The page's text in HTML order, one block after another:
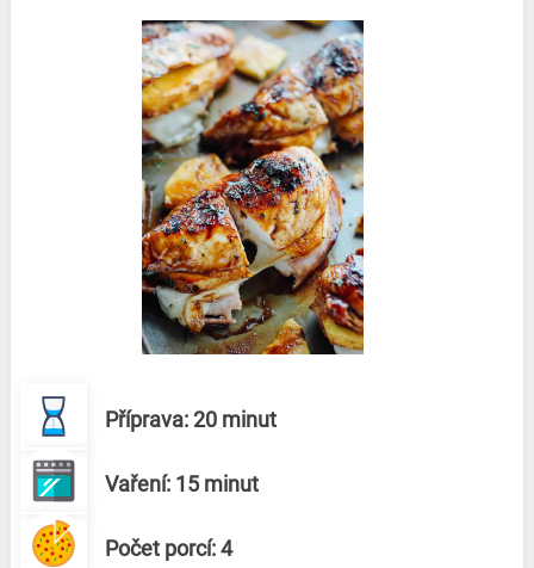
Příprava: 20 minut
Vaření: 15 minut
Počet porcí: 4